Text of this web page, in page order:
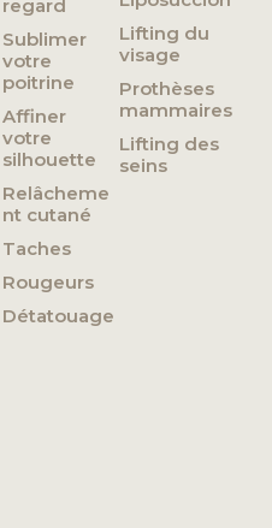
regard
Sublimer
votre
poitrine
Affiner
votre
silhouette
Relâcheme
nt cutané
Taches
Rougeurs
Détatouage
Lifting du
visage
Prothèses
mammaires
Lifting des
seins